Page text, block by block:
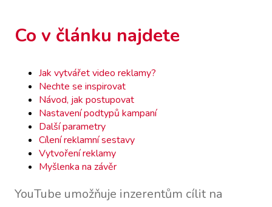
Co v článku najdete
Jak vytvářet video reklamy?
Nechte se inspirovat
Návod, jak postupovat
Nastavení podtypů kampaní
Další parametry
Cílení reklamní sestavy
Vytvoření reklamy
Myšlenka na závěr
YouTube umožňuje inzerentům cílit na